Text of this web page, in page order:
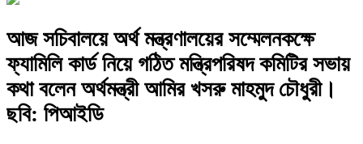
আজ সচিবালয়ে অর্থ মন্ত্রণালয়ের সম্মেলনকক্ষে
ফ্যামিলি কার্ড নিয়ে গঠিত মন্ত্রিপরিষদ কমিটির সভায়
কথা বলেন অর্থমন্ত্রী আমির খসরু মাহমুদ চৌধুরী।
ছবি: পিআইডি